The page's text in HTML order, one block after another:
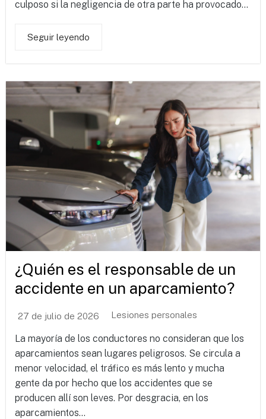
culposo si la negligencia de otra parte ha provocado...
Seguir leyendo
¿Quién es el responsable de un
accidente en un aparcamiento?
27 de julio de 2026 Lesiones personales
La mayoría de los conductores no consideran que los
aparcamientos sean lugares peligrosos. Se circula a
menor velocidad, el tráfico es más lento y mucha
gente da por hecho que los accidentes que se
producen allí son leves. Por desgracia, en los
aparcamientos...